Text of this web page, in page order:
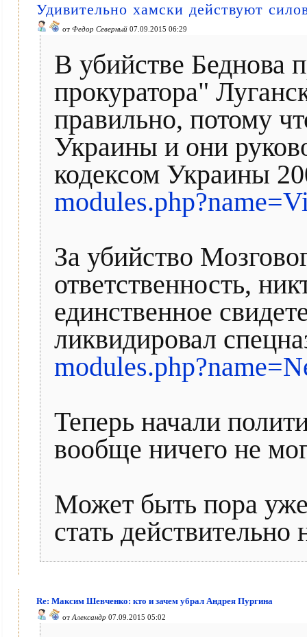
Удивительно хамски действуют
от Федор Северный 07.09.2015 06:29
В убийстве Беднова
прокуратора"
правильно, потому
Украины и они
кодексом Украины
За убийство
ответственность,
единственное
ликвидировал
Теперь начали
вообще ничего не
Может быть пора
стать
Re: Максим Шевченко: кто и зачем убрал Андрея Пургина
от Александр 07.09.2015 05:02